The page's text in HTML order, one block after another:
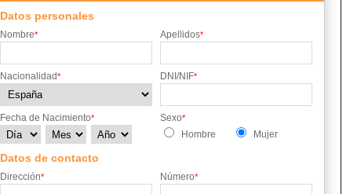
Datos personales
Nombre* Apellidos*
Nacionalidad* DNI/NIF*
Fecha de Nacimiento* Sexo*
Hombre Mujer
Datos de contacto
Dirección* Número*